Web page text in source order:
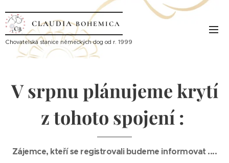
CLAUDIABOHEMICA
Chovatelská stanice německých dog od r. 1999
V srpnu plánujeme krytí
z tohoto spojení :
Zájemce, kteří se registrovali budeme informovat ....